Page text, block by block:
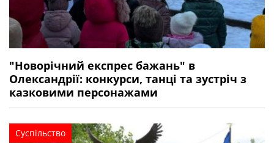
"Новорічний експрес бажань" в
Олександрії: конкурси, танці та зустріч з
казковими персонажами
Суспільство